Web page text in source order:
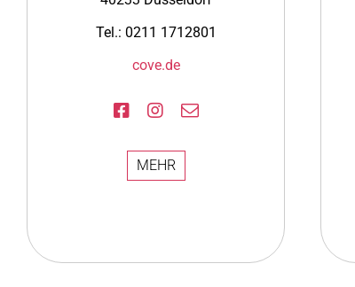
Tel.: 0211 1712801
cove.de
MEHR